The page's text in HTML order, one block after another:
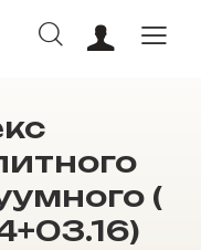
(